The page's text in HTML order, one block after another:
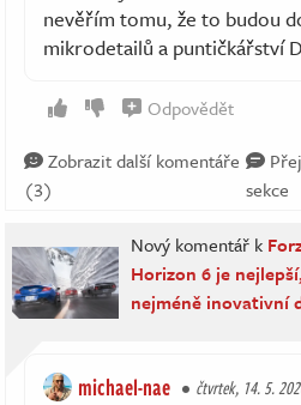
nevěřím tomu, že to budou
mikrodetailů a puntičkářství
Odpovědět
Zobrazit další komentáře
(3)
sekce
Nový komentář k
Horizon 6 je
nejméně inovativní
michael-nae čtvrtek, 14. 5.